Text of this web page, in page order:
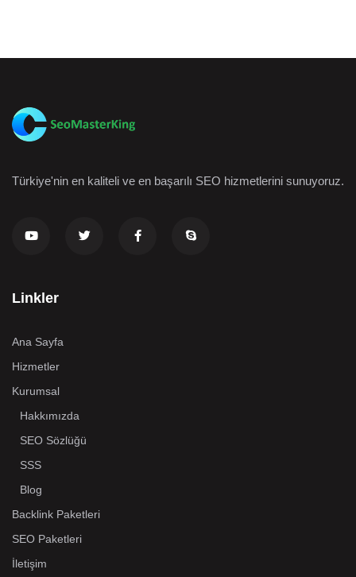
Türkiye'nin en kaliteli ve en başarılı SEO hizmetlerini sunuyoruz.
Linkler
Ana Sayfa
Hizmetler
Kurumsal
Hakkımızda
SEO Sözlüğü
SSS
Blog
Backlink Paketleri
SEO Paketleri
İletişim